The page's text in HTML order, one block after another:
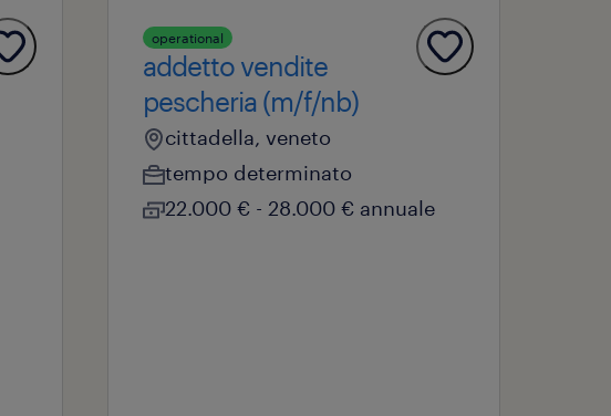
operational
addetto vendite
pescheria (m/f/nb)
cittadella, veneto
tempo determinato
22.000 € - 28.000 € annuale